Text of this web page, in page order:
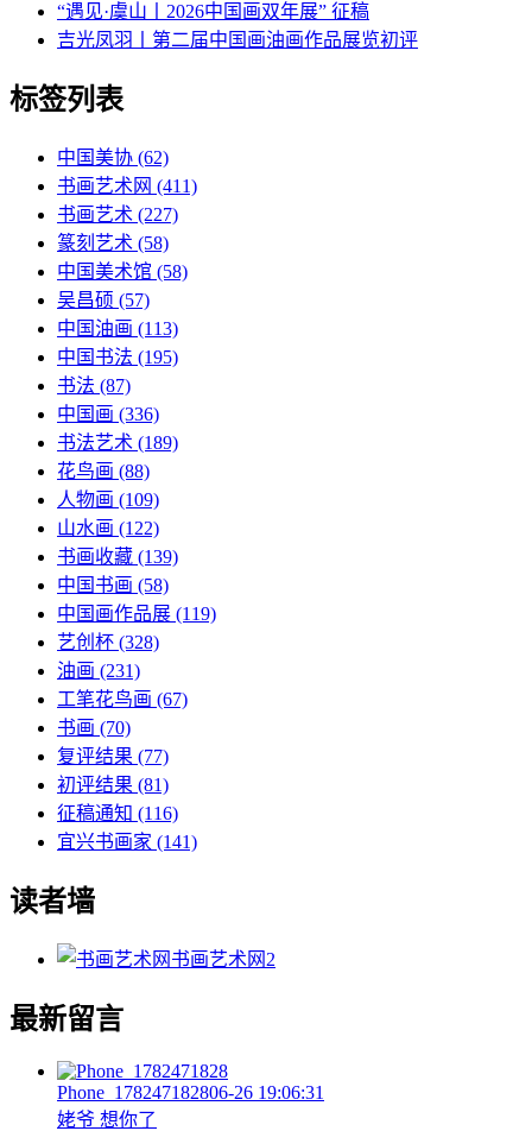
“遇见·虞山丨2026中国画双年展” 征稿
吉光凤羽丨第二届中国画油画作品展览初评
标签列表
中国美协 (62)
书画艺术网 (411)
书画艺术 (227)
篆刻艺术 (58)
中国美术馆 (58)
吴昌硕 (57)
中国油画 (113)
中国书法 (195)
书法 (87)
中国画 (336)
书法艺术 (189)
花鸟画 (88)
人物画 (109)
山水画 (122)
书画收藏 (139)
中国书画 (58)
中国画作品展 (119)
艺创杯 (328)
油画 (231)
工笔花鸟画 (67)
书画 (70)
复评结果 (77)
初评结果 (81)
征稿通知 (116)
宜兴书画家 (141)
读者墙
书画艺术网 2
最新留言
Phone_178247182806-26 19:06:31
姥爷 想你了